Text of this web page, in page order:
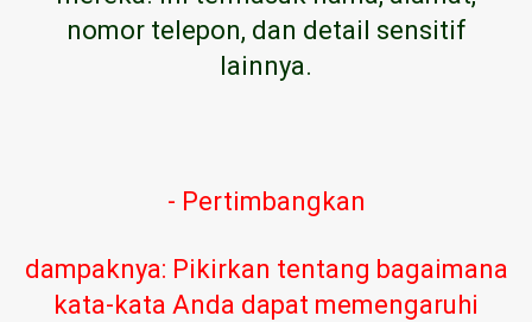
nomor telepon, dan detail sensitif
lainnya.
- Pertimbangkan
dampaknya: Pikirkan tentang bagaimana
kata-kata Anda dapat memengaruhi